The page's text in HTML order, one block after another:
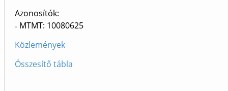
Azonosítók
MTMT: 10080625
Közlemények
Összesítő tábla